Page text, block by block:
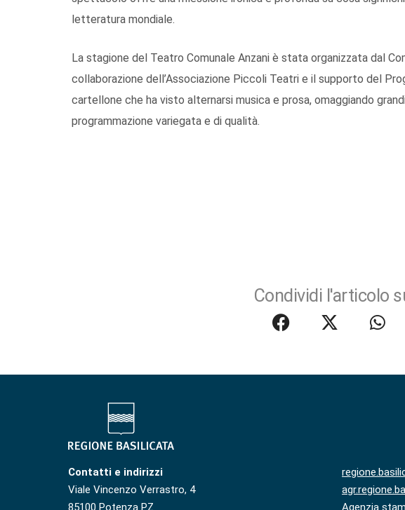
letteratura mondiale.
La stagione del Teatro Comunale Anzani è stata organizzata dal
collaborazione dell’Associazione Piccoli Teatri e il supporto del
cartellone che ha visto alternarsi musica e prosa, omaggiando
programmazione variegata e di qualità.
Condividi l'articolo
Contatti e indirizzi
Viale Vincenzo Verrastro, 4
85100 Potenza PZ
Agenzia